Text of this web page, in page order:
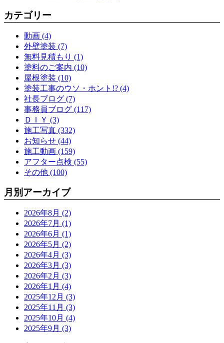
カテゴリー
動画 (4)
外壁塗装 (7)
無料見積もり (1)
塗料のご案内 (10)
屋根塗装 (10)
塗装工事のウソ・ホント!? (4)
社長ブログ (7)
事務員ブログ (117)
ＤＩＹ (3)
施工写真 (332)
お知らせ (44)
施工動画 (159)
アフター点検 (55)
その他 (100)
月別アーカイブ
2026年8月 (2)
2026年7月 (1)
2026年6月 (1)
2026年5月 (2)
2026年4月 (3)
2026年3月 (3)
2026年2月 (3)
2026年1月 (4)
2025年12月 (3)
2025年11月 (3)
2025年10月 (4)
2025年9月 (3)